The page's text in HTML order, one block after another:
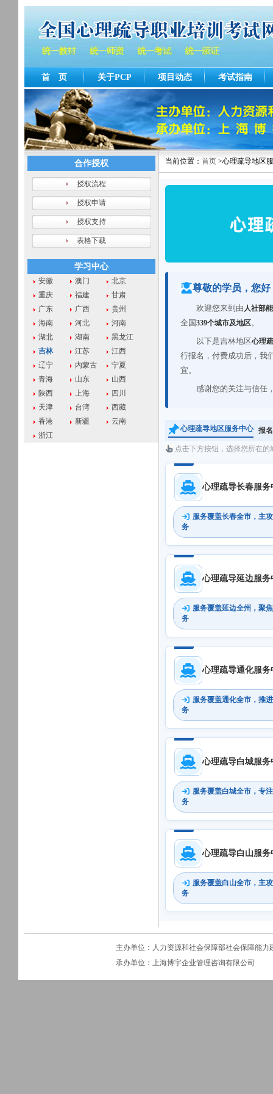
首 页 关于PCP 项目动态 考试指南
合作授权
授权流程
授权申请
授权支持
表格下载
学习中心
安徽 澳门
北京
重庆
福建
甘肃
广东
广西
贵州
海南
河北
河南
湖北
湖南
黑龙江
吉林
江苏
江西
辽宁
内蒙古
宁夏
青海
山东
山西
陕西
上海
四川
天津
台湾
西藏
香港
新疆
云南
浙江
当前位置： 首页 >心理疏导地区
尊敬的学员，您好
欢迎您来到由人社部
全国339个城市及地区。
以下是吉林地区心理
行报名，付费成功后，我
宜。
感谢您的关注与信任
心理疏导地区服务中心 报
点击下方按钮，选择您所在
心理疏导长春服务
服务覆盖长春全市，主
务
心理疏导延边服务
服务覆盖延边全州，聚
务
心理疏导通化服务
服务覆盖通化全市，推
务
心理疏导白城服务
服务覆盖白城全市，专
务
心理疏导白山服务
服务覆盖白山全市，主
务
主办单位：人力资源和社会保障部社会保障能力
承办单位：上海博宇企业管理咨询有限公司